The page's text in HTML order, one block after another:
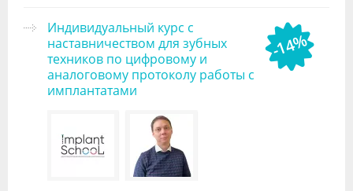
-14%
Индивидуальный курс с
наставничеством для зубных
техников по цифровому и
аналоговому протоколу работы с
имплантатами